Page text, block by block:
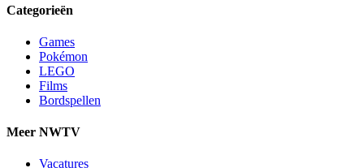
Categorieën
Games
Pokémon
LEGO
Films
Bordspellen
Meer NWTV
Vacatures